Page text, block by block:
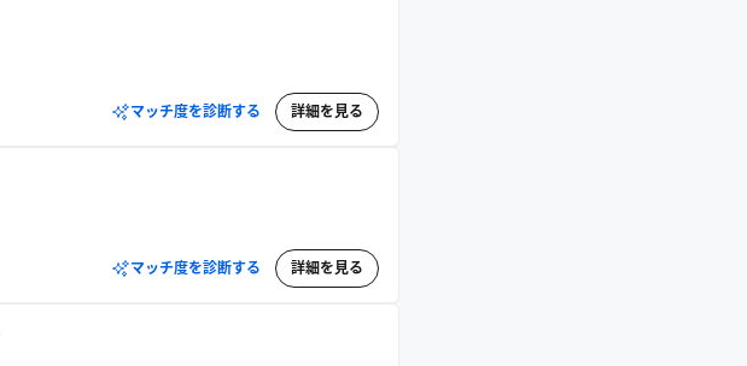
マッチ度を診断する 詳細を見る
マッチ度を診断する 詳細を見る